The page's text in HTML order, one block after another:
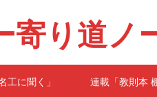
寄り道ノ
工に聞く」 連載「教則本